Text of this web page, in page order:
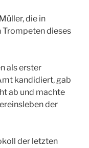
die in
Trompeten dieses
als erster
kandidiert, gab
ab und machte
der
der letzten